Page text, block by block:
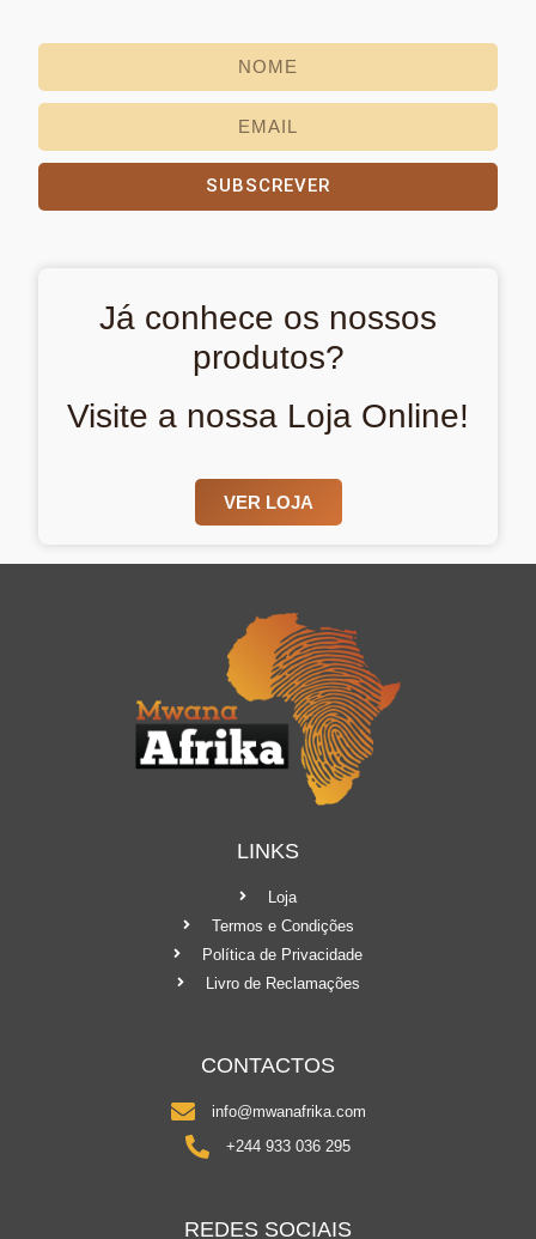
SUBSCREVER
Já conhece os nossos
produtos?
Visite a nossa Loja Online!
VER LOJA
LINKS
Loja
Termos e Condições
Política de Privacidade
Livro de Reclamações
CONTACTOS
info@mwanafrika.com
+244 933 036 295
REDES SOCIAIS